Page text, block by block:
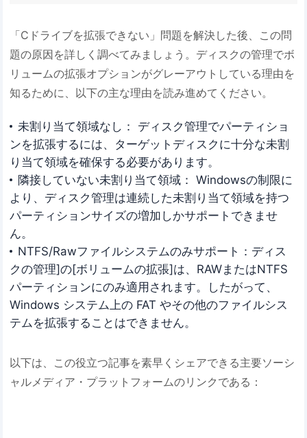
「Cドライブを拡張できない」問題を解決した後、この問
題の原因を詳しく調べてみましょう。ディスクの管理でボ
リュームの拡張オプションがグレーアウトしている理由を
知るために、以下の主な理由を読み進めてください。
未割り当て領域なし： ディスク管理でパーティショ
ンを拡張するには、ターゲットディスクに十分な未割
り当て領域を確保する必要があります。
隣接していない未割り当て領域： Windowsの制限に
より、ディスク管理は連続した未割り当て領域を持つ
パーティションサイズの増加しかサポートできませ
ん。
NTFS/Rawファイルシステムのみサポート：ディス
クの管理]の[ボリュームの拡張]は、RAWまたはNTFS
パーティションにのみ適用されます。したがって、
Windows システム上の FAT やその他のファイルシス
テムを拡張することはできません。
以下は、この役立つ記事を素早くシェアできる主要ソーシ
ャルメディア・プラットフォームのリンクである：